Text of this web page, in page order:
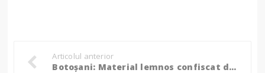
Articolul anterior
Botoșani: Material lemnos confiscat de către polițiști, autoutilitară indisponibilizată! (Foto)